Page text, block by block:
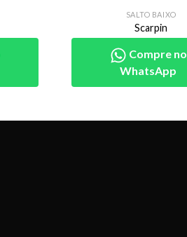
SALTO BAIXO
Scarpin
Compre no
WhatsApp